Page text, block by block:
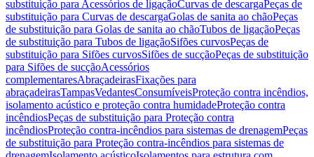
substituição para Acessórios de ligaçãoCurvas de descargaPeças de
substituição para Curvas de descargaGolas de sanita ao chãoPeças
de substituição para Golas de sanita ao chãoTubos de ligaçãoPeças
de substituição para Tubos de ligaçãoSifões curvosPeças de
substituição para Sifões curvosSifões de sucçãoPeças de substituição
para Sifões de sucçãoAcessórios
complementaresAbraçadeirasFixações para
abraçadeirasTampasVedantesConsumíveisProteção contra incêndios,
isolamento acústico e proteção contra humidadeProteção contra
incêndiosPeças de substituição para Proteção contra
incêndiosProteção contra-incêndios para sistemas de drenagemPeças
de substituição para Proteção contra-incêndios para sistemas de